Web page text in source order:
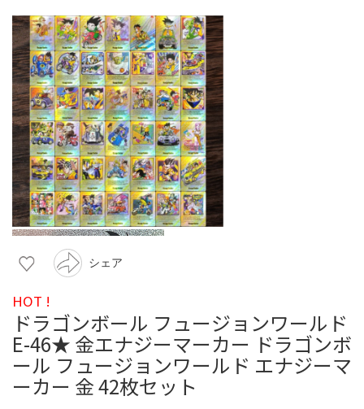
シェア
HOT !
ドラゴンボール フュージョンワールド
E-46★ 金エナジーマーカー ドラゴンボ
ール フュージョンワールド エナジーマ
ーカー 金 42枚セット